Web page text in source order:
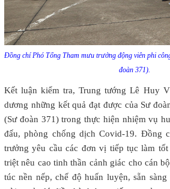
Đồng chí Phó Tổng Tham mưu trưởng động viên phi
đoàn 371).
Kết luận kiểm tra, Trung tướng Lê Huy
dương những kết quả đạt được của Sư
(Sư đoàn 371) trong thực hiện nhiệm vụ
đấu, phòng chống dịch Covid-19. Đồng
trưởng yêu cầu các đơn vị tiếp tục làm
triệt nêu cao tinh thần cảnh giác cho cán
túc nền nếp, chế độ huấn luyện, sẵn